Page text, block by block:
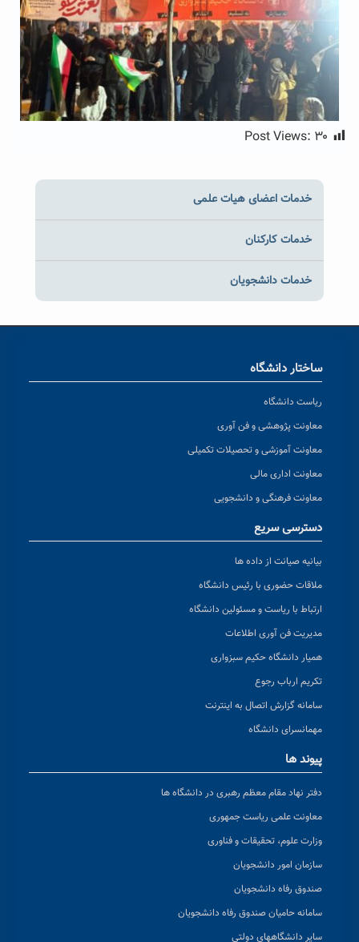
Post Views: ۳۰
خدمات اعضای هیات علمی
خدمات کارکنان
خدمات دانشجویان
ساختار دانشگاه
ریاست دانشگاه
معاونت پژوهشی و فن آوری
معاونت آموزشی و تحصیلات تکمیلی
معاونت اداری مالی
معاونت فرهنگی و دانشجویی
دسترسی سریع
بیانیه صیانت از داده ها
ملاقات حضوری با رئیس دانشگاه
ارتباط با ریاست و مسئولین دانشگاه
مدیریت فن آوری اطلاعات
همیار دانشگاه حکیم سبزواری
تکریم ارباب رجوع
سامانه گزارش اتصال به اینترنت
مهمانسرای دانشگاه
پیوند ها
دفتر نهاد مقام معظم رهبری در دانشگاه ها
معاونت علمی ریاست جمهوری
وزارت علوم، تحقیقات و فناوری
سازمان امور دانشجویان
صندوق رفاه دانشجویان
سامانه حامیان صندوق رفاه دانشجویان
سایر دانشگاههای دولتی